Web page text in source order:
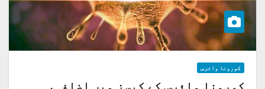
کورونا وائرس